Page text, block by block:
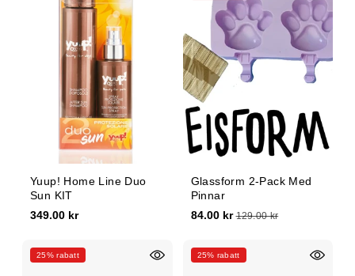
Yuup! Home Line Duo
Sun KIT
349.00 kr
Glassform 2-Pack Med
Pinnar
84.00 kr129.00 kr
25% rabatt 25% rabatt